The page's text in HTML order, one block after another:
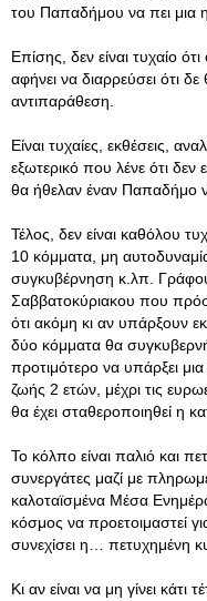
του Παπαδήμου να πει μια
Επίσης, δεν είναι τυχαίο
αφήνει να διαρρεύσει ότι δε
αντιπαράθεση.
Είναι τυχαίες, εκθέσεις,
εξωτερικό που λένε ότι δεν
θα ήθελαν έναν Παπαδήμο
Τέλος, δεν είναι καθόλου
10 κόμματα, μη
συγκυβέρνηση κ.λπ.
Σαββατοκύριακου που
ότι ακόμη κι αν υπάρξουν
δύο κόμματα θα
προτιμότερο να υπάρξει
ζωής 2 ετών, μέχρι τις
θα έχει σταθεροποιηθεί η
Το κόλπο είναι παλιό και
συνεργάτες μαζί με
καλοταϊσμένα Μέσα
κόσμος να προετοιμαστεί
συνεχίσει η… πετυχημένη
Κι αν είναι να μη γίνει κάτι